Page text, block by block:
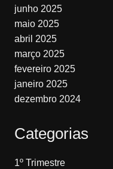
junho 2025
maio 2025
abril 2025
março 2025
fevereiro 2025
janeiro 2025
dezembro 2024
Categorias
1º Trimestre